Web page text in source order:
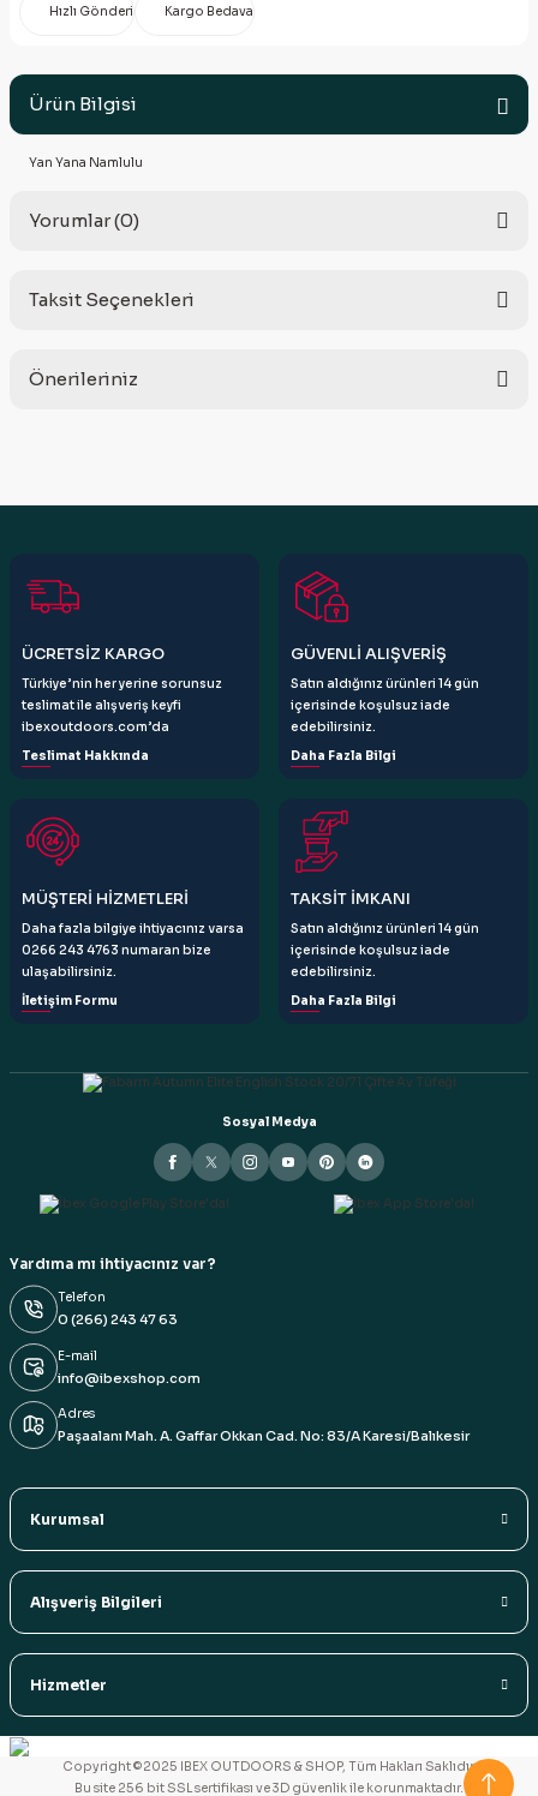
Hızlı Gönderi Kargo Bedava
Ürün Bilgisi
Yan Yana Namlulu
Yorumlar (0)
Taksit Seçenekleri
Önerileriniz
Görüş ve önerileriniz için teşekkür ederiz.
Ürün resmi kalitesiz, bozuk veya görüntülenemiyor.
Ürün açıklamasında eksik bilgiler bulunuyor.
Bu ürüne benzer farklı alternatifler olmalı.
Gönder
ÜCRETSİZ KARGO
Türkiye’nin her yerine sorunsuz
teslimat ile alışveriş keyfi
ibexoutdoors.com’da
Teslimat Hakkında
GÜVENLİ ALIŞVERİŞ
Satın aldığınız ürünleri 14 gün
içerisinde koşulsuz iade
edebilirsiniz.
Daha Fazla Bilgi
MÜŞTERİ HİZMETLERİ
Daha fazla bilgiye ihtiyacınız varsa
0266 243 4763 numaran bize
ulaşabilirsiniz.
İletişim Formu
TAKSİT İMKANI
Satın aldığınız ürünleri 14 gün
içerisinde koşulsuz iade
edebilirsiniz.
Daha Fazla Bilgi
Sosyal Medya
Yardıma mı ihtiyacınız var?
Telefon
0 (266) 243 47 63
E-mail
info@ibexshop.com
Adres
Paşaalanı Mah. A. Gaffar Okkan Cad. No: 83/A Karesi/Balıkesir
Kurumsal
Alışveriş Bilgileri
Hizmetler
Copyright ©2025 IBEX OUTDOORS & SHOP, Tüm Hakları Saklıdır.
Bu site 256 bit SSL sertifikası ve 3D güvenlik ile korunmaktadır.